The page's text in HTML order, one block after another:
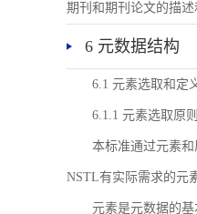
期刊和期刊论文的描
6 元数据结构
6.1 元素选取和定
6.1.1 元素选取原
本标准通过元素
NSTL有实际需求的元
元素是元数据的